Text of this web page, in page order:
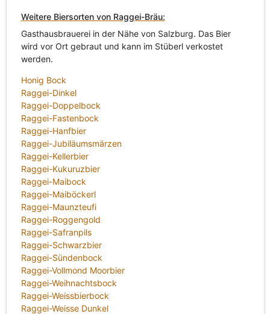
Weitere Biersorten von Raggei-Bräu:
Gasthausbrauerei in der Nähe von Salzburg. Das Bier
wird vor Ort gebraut und kann im Stüberl verkostet
werden.
Honig Bock
Raggei-Dinkel
Raggei-Doppelbock
Raggei-Fastenbock
Raggei-Hanfbier
Raggei-Jubiläumsmärzen
Raggei-Kellerbier
Raggei-Kukuruzbier
Raggei-Maibock
Raggei-Maiböckerl
Raggei-Maunzteufi
Raggei-Roggengold
Raggei-Safranpils
Raggei-Schwarzbier
Raggei-Sündenbock
Raggei-Vollmond Moorbier
Raggei-Weihnachtsbock
Raggei-Weissbierbock
Raggei-Weisse Dunkel